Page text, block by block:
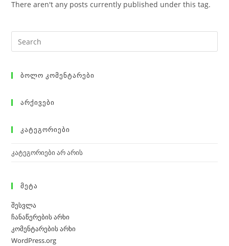
There aren't any posts currently published under this tag.
Ბოლო Კომენტარები
Არქივები
Კატეგორიები
კატეგორიები არ არის
Მეტა
შესვლა
ჩანაწერების არხი
კომენტარების არხი
WordPress.org